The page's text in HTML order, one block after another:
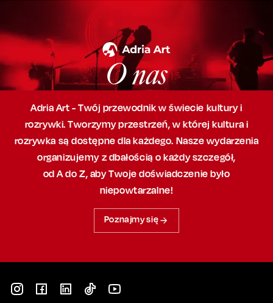
O nas
Adria Art - Twój przewodnik w świecie kultury i
rozrywki. Tworzymy przestrzeń,w której kultura i
rozrywka są dostępne dla każdego. Nasze wydarzenia
organizujemy z dbałością o każdy szczegół,
od A do Z, abyTwoje doświadczenie było
niepowtarzalne!
Poznajmy się